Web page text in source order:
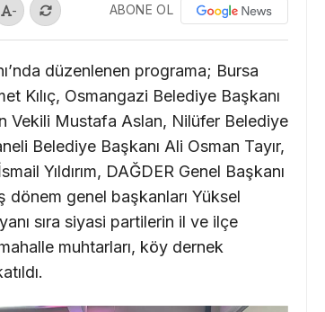
- ABONE OL
düzenlenen programa; Bursa
Kılıç, Osmangazi Belediye Başkanı
Vekili Mustafa Aslan, Nilüfer Belediye
Belediye Başkanı Ali Osman Tayır,
Yıldırım, DAĞDER Genel Başkanı
genel başkanları Yüksel
sıra siyasi partilerin il ve ilçe
muhtarları, köy dernek